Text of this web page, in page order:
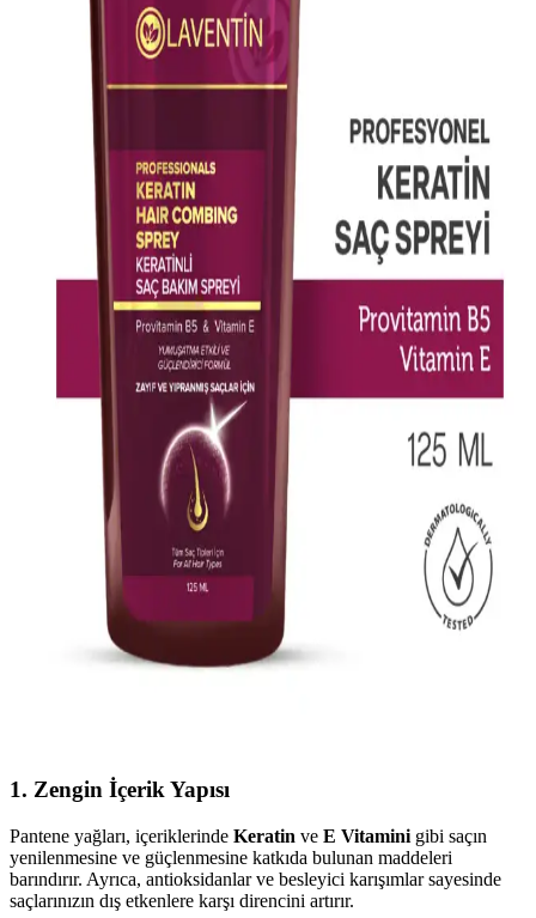
Yıpranmış ve kimyasal işlemler görmüş saçlar için tasarlanan
L'Oréal Professionnel Absolut Repair maskesi, saçları derinlemesine
onarır, parlaklık kazandırır ve kolay taranmasını sağlar.
Arifoğlu Hint Yağı 50ml Doğal Cilt ve Saç
Bakımında Kullanılan Bitkisel Yağ
Arifoğlu Hint Yağı, %100 doğal, soğuk sıkım bitkisel içerik ile cilt
ve saç bakımında onarıcı ve nemlendirici etkiler sağlar, hijyenik
damlalıkla kullanım kolaylığı sunar.
Akınca Küllü Gri Saç Rengi: Modern ve Şık Bir
Görünüm İçin Bilmeniz Gerekenler
Akınca küllü gri saç rengi, doğal ve soğuk tonlarıyla modern bir
görünüm sağlar. Bakım ve uygulama ipuçlarıyla saçlarınızda şıklık
ve sağlık yakalayın.
2023 Yılında Boyalı Saçlar İçin En İyi Şampuan
Seçenekleri ve Bakım İpuçları
2023 yılında piyasaya çıkan renk koruyucu şampuanlar, saç rengini
uzun süre muhafaza ederken saç sağlığını destekler. Doğru ürün
seçimi ve düzenli bakım ile parlak ve sağlıklı saçlar.
Laventin Keratinli Bakım Spreyi ile Yıpranmış
Saçlarınızı Güçlendirin ve Canlandırın
1. Zengin İçerik Yapısı
Pantene yağları, içeriklerinde Keratin ve E Vitamini gibi saçın
yenilenmesine ve güçlenmesine katkıda bulunan maddeleri
barındırır. Ayrıca, antioksidanlar ve besleyici karışımlar sayesinde
saçlarınızın dış etkenlere karşı direncini artırır.